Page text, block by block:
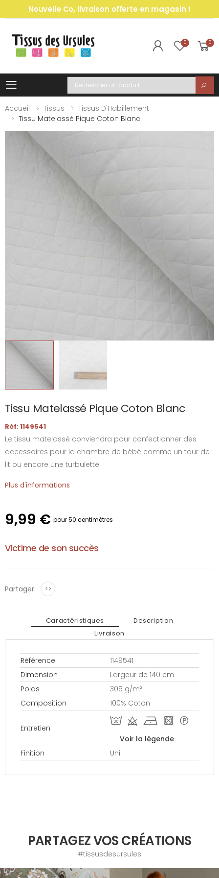
Nouvelle Co, livraison offerte en magasin !
0 0
Toggle mobile menu
Recherche
Accueil
Tissus
Tissus D'Habillement
Tissu Matelassé Pique Coton Blanc
Tissu Matelassé Pique Coton Blanc
Réf: 1149541
Le tissu matelassé conviendra pour confectionner des
accessoires pour la chambre de bébé comme un tour de
lit ou encore une turbulette.
Plus d'informations
9,99 € pour 50 centimètres
Victime de son succès
Partager: <>
Caractéristiques
Description
Livraison
Référence
1149541
Dimension
Largeur de 140 cm
Poids
305 g/m²
Composition
100% Coton
Entretien
T d h - *
Voir la légende
Finition
Uni
PARTAGEZ VOS CRÉATIONS
#tissusdesursules